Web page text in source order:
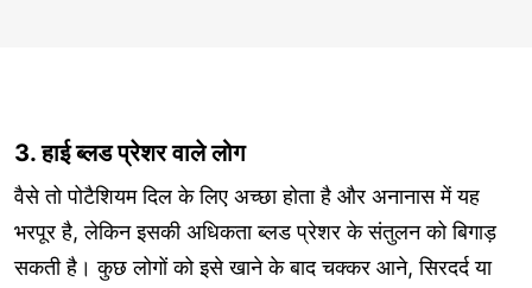
3. हाई ब्लड प्रेशर वाले लोग
वैसे तो पोटैशियम दिल के लिए अच्छा होता है और अनानास में यह
भरपूर है, लेकिन इसकी अधिकता ब्लड प्रेशर के संतुलन को बिगाड़
सकती है। कुछ लोगों को इसे खाने के बाद चक्कर आने, सिरदर्द या